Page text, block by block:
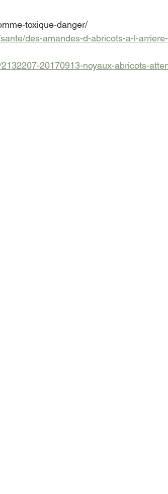
toxique-danger/
des-amandes-d-abricots-a-l-
20170913-noyaux-abricots-